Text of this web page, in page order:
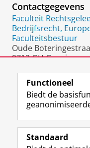
P
o
r
t
a
l
Contactgegevens
Faculteit
Bedrijfsrecht,
Faculteitsbestuur
Oude
9712 GH Groningen
Volg de
Functioneel
Biedt de
Standaard